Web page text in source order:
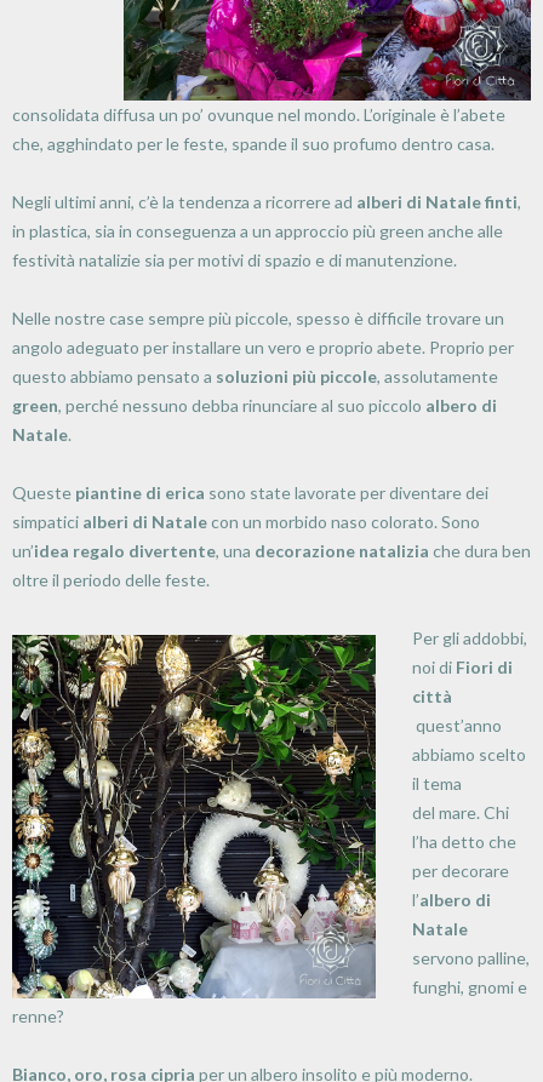
consolidata diffusa un po’ ovunque nel mondo. L’originale è l’abete
che, agghindato per le feste, spande il suo profumo dentro casa.
Negli ultimi anni, c’è la tendenza a ricorrere ad alberi di Natale finti,
in plastica, sia in conseguenza a un approccio più green anche alle
festività natalizie sia per motivi di spazio e di manutenzione.
Nelle nostre case sempre più piccole, spesso è difficile trovare un
angolo adeguato per installare un vero e proprio abete. Proprio per
questo abbiamo pensato a soluzioni più piccole, assolutamente
green, perché nessuno debba rinunciare al suo piccolo albero di
Natale.
Queste piantine di erica sono state lavorate per diventare dei
simpatici alberi di Natalecon un morbido naso colorato. Sono
un’idea regalo divertente, una decorazione natalizia che dura ben
oltre il periodo delle feste.
Per gli addobbi,
noi di Fiori di
città
quest’anno
abbiamo scelto
il tema
del mare. Chi
l’ha detto che
per decorare
l’albero di
Natale
servono palline,
funghi, gnomi e
renne?
Bianco, oro, rosa cipria per un albero insolito e più moderno.